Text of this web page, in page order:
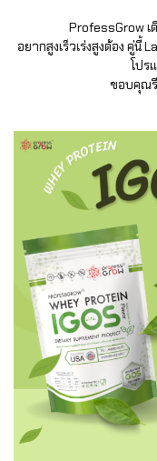
ProfessGrow เ
อยากสูงเร็วเร่งสูงต้อง คู่นี้
โปร
ขอบคุณรี